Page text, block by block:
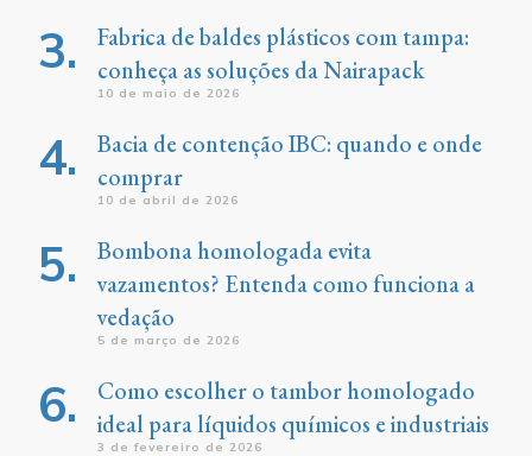
Fabrica de baldes plásticos com tampa:
conheça as soluções da Nairapack
10 de maio de 2026
Bacia de contenção IBC: quando e onde
comprar
10 de abril de 2026
Bombona homologada evita
vazamentos? Entenda como funciona a
vedação
5 de março de 2026
Como escolher o tambor homologado
ideal para líquidos químicos e industriais
3 de fevereiro de 2026